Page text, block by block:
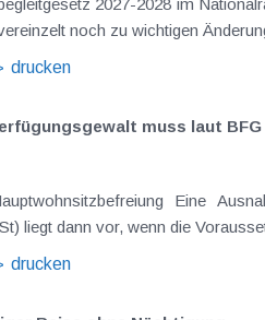
2027-2028 im
drucken
muss laut
Grundstücksveräußerungen regelmäßig anfallenden
liegt dann vor, wenn die
drucken